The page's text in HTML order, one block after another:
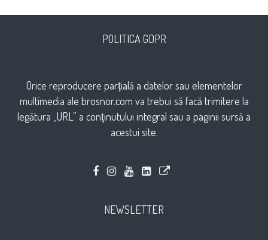
POLITICA GDPR
Orice reproducere parțială a datelor sau elementelor
multimedia ale brosnor.com va trebui să facă trimitere la
legătura „URL” a conținutului integral sau a paginii sursă a
acestui site.
NEWSLETTER